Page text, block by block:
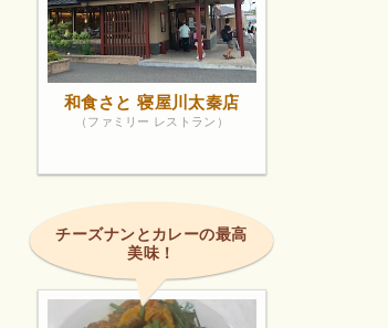
和食さと 寝屋川太秦店
（ファミリー レストラン）
チーズナンとカレーの最高
美味！